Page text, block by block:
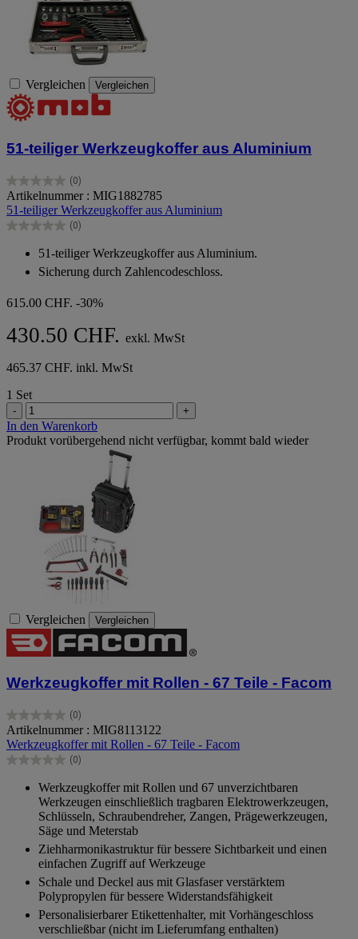
Vergleichen Vergleichen
51-teiliger Werkzeugkoffer aus Aluminium
(0)
0.0
von
5
Sternen.
Artikelnummer : MIG1882785
51-teiliger Werkzeugkoffer aus Aluminium
(0)
0.0
Sternen.
51-teiliger Werkzeugkoffer aus Aluminium.
Sicherung durch Zahlencodeschloss.
615.00 CHF. -30%
430.50 CHF. exkl. MwSt
465.37 CHF. inkl. MwSt
1 Set
- +
In den Warenkorb
Produkt vorübergehend nicht verfügbar, kommt bald wieder
Vergleichen Vergleichen
Werkzeugkoffer mit Rollen - 67 Teile - Facom
(0)
0.0
von
5
Sternen.
Artikelnummer : MIG8113122
Werkzeugkoffer mit Rollen - 67 Teile - Facom
(0)
0.0
Sternen.
Werkzeugkoffer mit Rollen und 67 unverzichtbaren
Werkzeugen einschließlich tragbaren Elektrowerkzeugen,
Schlüsseln, Schraubendreher, Zangen, Prägewerkzeugen,
Säge und Meterstab
Ziehharmonikastruktur für bessere Sichtbarkeit und einen
einfachen Zugriff auf Werkzeuge
Schale und Deckel aus mit Glasfaser verstärktem
Polypropylen für bessere Widerstandsfähigkeit
Personalisierbarer Etikettenhalter, mit Vorhängeschloss
verschließbar (nicht im Lieferumfang enthalten)